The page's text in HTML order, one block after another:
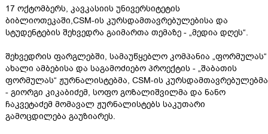
17 ოქტომბერს, კავკასიის უნივერსიტეტის
ბიბლიოთეკაში,CSM-ის კურსდამთავრებულებისა და
სტუდენტების შეხვედრა გაიმართა თემაზე - „მედია დღეს“.
შეხვედრის ფარგლებში, სამაუწყებლო კომპანია „ფორმულას“
ახალი ამბებისა და საგამოძიებო პროექტის - „შაბათის
ფორმულას“ ჟურნალისტებმა, CSM-ის კურსდამთავრებულებმა
- გიორგი კიკაბიძემ, სოფო გოზალიშვილმა და ნანო
ჩაკვეტაძემ მომავალ ჟურნალისტებს საკუთარი
გამოცდილება გაუზიარეს.